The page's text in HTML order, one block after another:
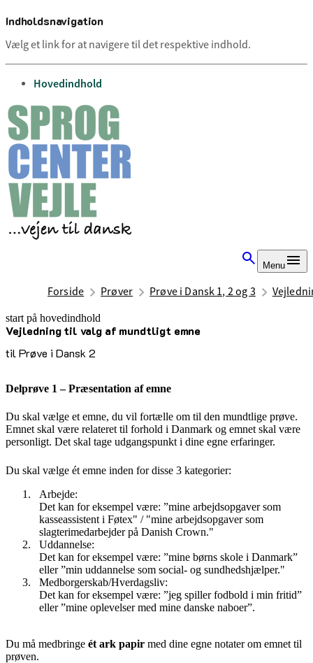
Indholdsnavigation
Vælg et link for at navigere til det respektive indhold.
gå til
Hovedindhold
Menu
Forside Prøver Prøve i Dansk 1, 2 og 3
start på hovedindhold
Vejledning til valg af mundtligt emne
til Prøve i Dansk 2
senest opdateret 23. februar 2026
Delprøve 1 – Præsentation af emne
Du skal vælge et emne, du vil fortælle om til den mundtlige prøve.
Emnet skal være relateret til forhold i Danmark og emnet skal være
personligt. Det skal tage udgangspunkt i dine egne erfaringer.
Du skal vælge ét emne inden for disse 3 kategorier:
Arbejde:
Det kan for eksempel være: ”mine arbejdsopgaver som
kasseassistent i Føtex" / "mine arbejdsopgaver som
slagterimedarbejder på Danish Crown."
Uddannelse:
Det kan for eksempel være: ”mine børns skole i Danmark”
eller ”min uddannelse som social- og sundhedshjælper."
Medborgerskab/Hverdagsliv:
Det kan for eksempel være: ”jeg spiller fodbold i min fritid”
eller ”mine oplevelser med mine danske naboer”.
Du må medbringe ét ark papir med dine egne notater om emnet til
prøven.